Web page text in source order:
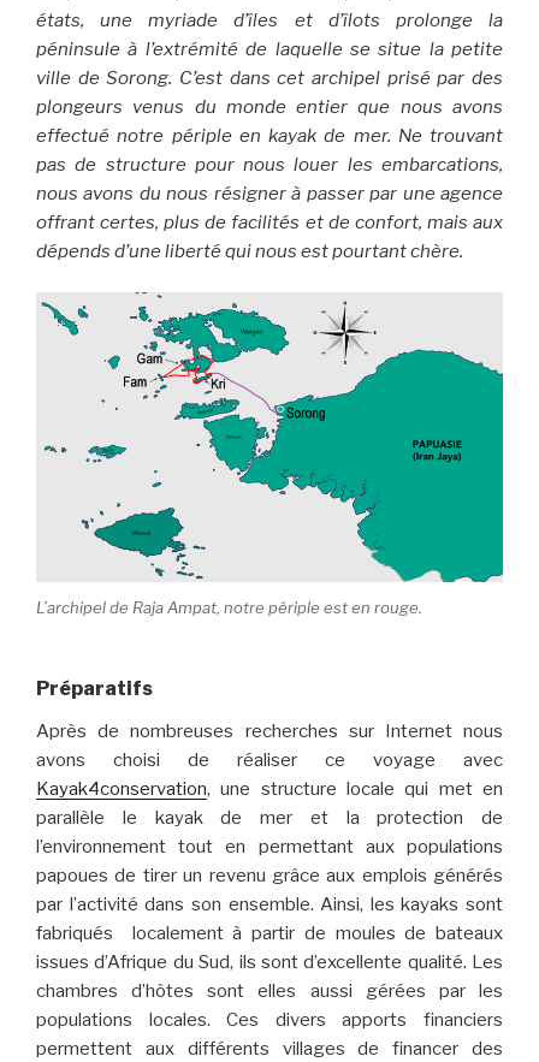
états, une myriade d’îles et d’îlots prolonge la
péninsule à l’extrémité de laquelle se situe la petite
ville de Sorong. C’est dans cet archipel prisé par des
plongeurs venus du monde entier que nous avons
effectué notre périple en kayak de mer. Ne trouvant
pas de structure pour nous louer les embarcations,
nous avons du nous résigner à passer par une agence
offrant certes, plus de facilités et de confort, mais aux
dépends d’une liberté qui nous est pourtant chère.
L’archipel de Raja Ampat, notre périple est en rouge.
Préparatifs
Après de nombreuses recherches sur Internet nous
avons choisi de réaliser ce voyage avec
Kayak4conservation, une structure locale qui met en
parallèle le kayak de mer et la protection de
l’environnement tout en permettant aux populations
papoues de tirer un revenu grâce aux emplois générés
par l’activité dans son ensemble. Ainsi, les kayaks sont
fabriqués localement à partir de moules de bateaux
issues d’Afrique du Sud, ils sont d’excellente qualité. Les
chambres d’hôtes sont elles aussi gérées par les
populations locales. Ces divers apports financiers
permettent aux différents villages de financer des